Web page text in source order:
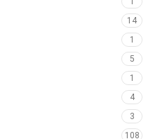
14
1
5
1
4
3
108